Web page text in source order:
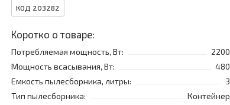
КОД 203282
Коротко о товаре:
Потребляемая мощность, Вт:
2200
Мощность всасывания, Вт:
480
Емкость пылесборника, литры:
3
Тип пылесборника:
Контейнер